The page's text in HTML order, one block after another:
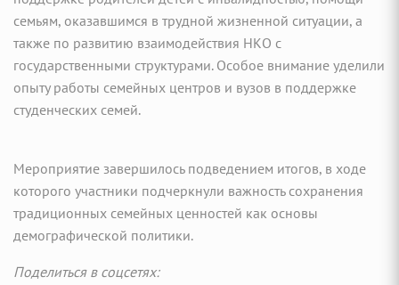
семьям, оказавшимся в трудной жизненной ситуации, а
также по развитию взаимодействия НКО с
государственными структурами. Особое внимание уделили
опыту работы семейных центров и вузов в поддержке
студенческих семей.
Мероприятие завершилось подведением итогов, в ходе
которого участники подчеркнули важность сохранения
традиционных семейных ценностей как основы
демографической политики.
Поделиться в соцсетях: